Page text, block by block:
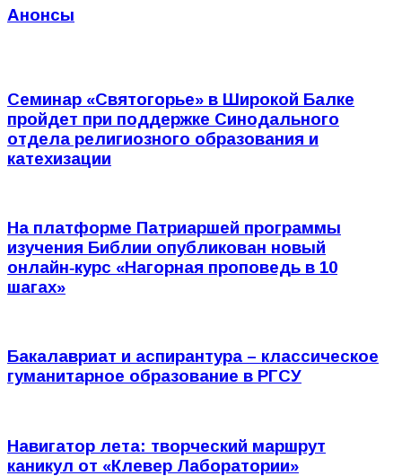
Анонсы
Семинар «Святогорье» в Широкой Балке
пройдет при поддержке Синодального
отдела религиозного образования и
катехизации
На платформе Патриаршей программы
изучения Библии опубликован новый
онлайн‑курс «Нагорная проповедь в 10
шагах»
Бакалавриат и аспирантура – классическое
гуманитарное образование в РГСУ
Навигатор лета: творческий маршрут
каникул от «Клевер Лаборатории»